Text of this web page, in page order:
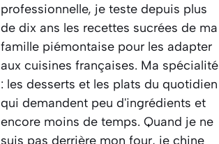
professionnelle, je teste depuis plus
de dix ans les recettes sucrées de ma
famille piémontaise pour les adapter
aux cuisines françaises. Ma spécialité
: les desserts et les plats du quotidien
qui demandent peu d'ingrédients et
encore moins de temps. Quand je ne
suis pas derrière mon four, je chine